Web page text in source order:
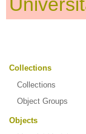
Collections
Collections
Object Groups
Objects